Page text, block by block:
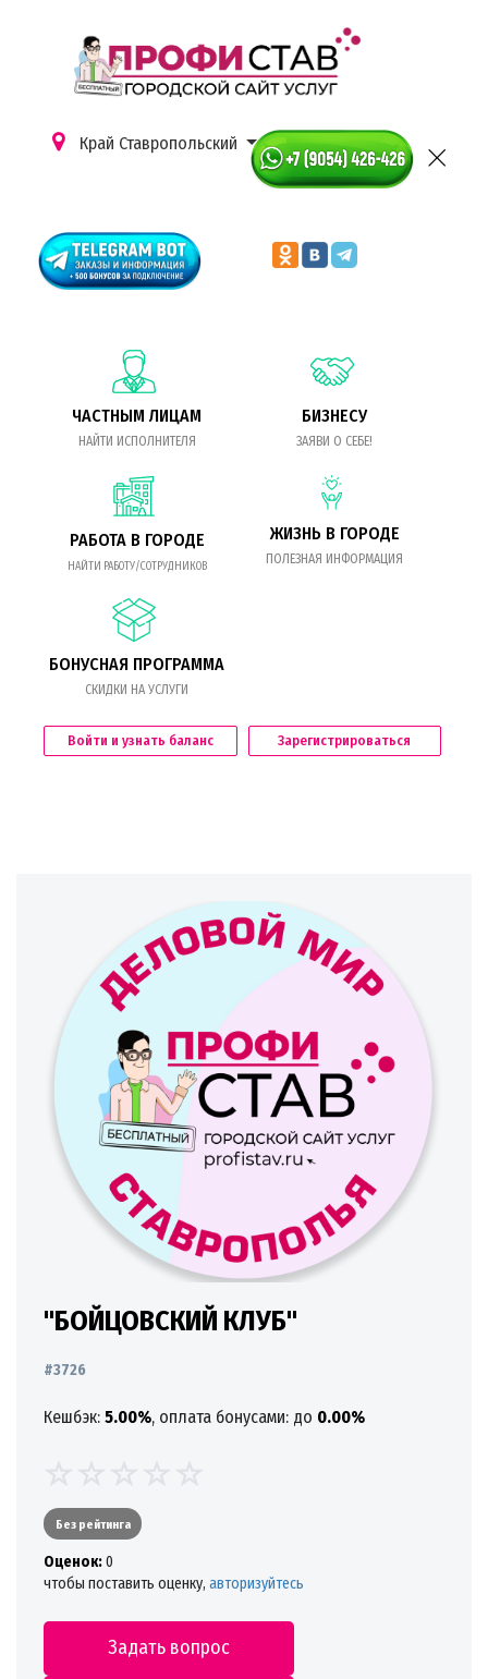
Край Ставропольский
ЧАСТНЫМ ЛИЦАМ
НАЙТИ ИСПОЛНИТЕЛЯ
БИЗНЕСУ
ЗАЯВИ О СЕБЕ!
РАБОТА В ГОРОДЕ
НАЙТИ РАБОТУ/СОТРУДНИКОВ
ЖИЗНЬ В ГОРОДЕ
ПОЛЕЗНАЯ ИНФОРМАЦИЯ
БОНУСНАЯ ПРОГРАММА
СКИДКИ НА УСЛУГИ
Войти и узнать баланс Зарегистрироваться
"БОЙЦОВСКИЙ КЛУБ"
#3726
Кешбэк: 5.00%, оплата бонусами: до 0.00%
Без рейтинга
Oценок:0
чтобы поставить оценку, авторизуйтесь
Задать вопрос